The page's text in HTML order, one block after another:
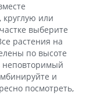
или
выберите
растения на
по высоте
неповторимый
и
посмотреть,